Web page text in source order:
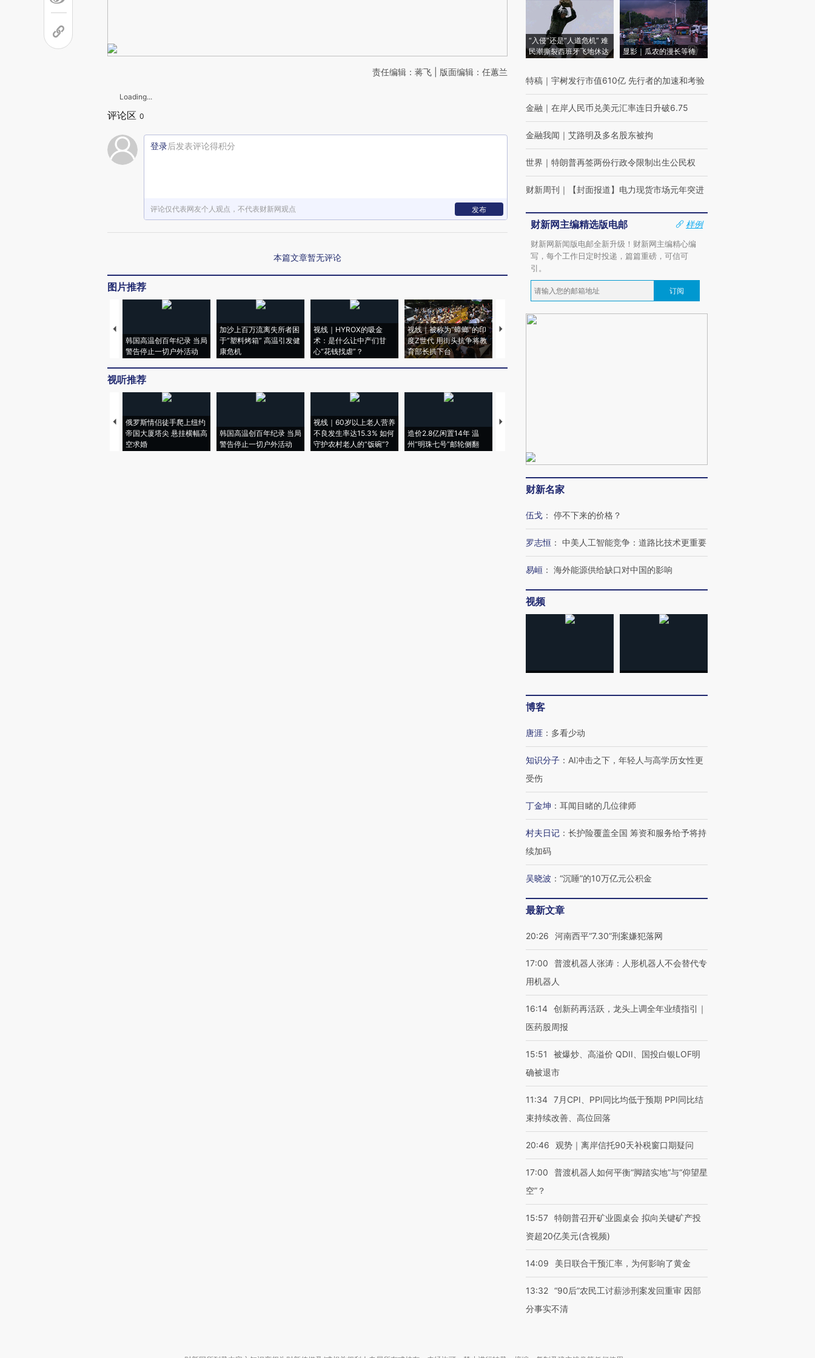
责任编辑：蒋飞 | 版面编辑：任蕙兰
Loading...
评论区 0
登录后发表评论得积分
评论仅代表网友个人观点，不代表财新网观点 发布
本篇文章暂无评论
图片推荐
韩国高温创百年纪录 当局
警告停止一切户外活动
加沙上百万流离失所者困
于“塑料烤箱” 高温引发健
康危机
视线｜HYROX的吸金
术：是什么让中产们甘
心“花钱找虐”？
视线｜被称为“蟑螂”的印
度Z世代 用街头抗争将教
育部长拱下台
视线｜“入侵”还是“人道危
视听推荐
俄罗斯情侣徒手爬上纽约
帝国大厦塔尖 悬挂横幅高
空求婚
韩国高温创百年纪录 当局
警告停止一切户外活动
视线｜60岁以上老人营养
不良发生率达15.3% 如何
守护农村老人的“饭碗”?
造价2.8亿闲置14年 温
州“明珠七号”邮轮侧翻
特朗普出席葬礼疑似打瞌
“入侵”还是“人道危机” 难
民潮撕裂西班牙飞地休达
显影｜瓜农的漫长等待
特稿 ｜ 宇树发行市值610亿 先行者的加速和考验
金融 ｜ 在岸人民币兑美元汇率连日升破6.75
金融我闻 ｜ 艾路明及多名股东被拘
世界 ｜ 特朗普再签两份行政令限制出生公民权
财新周刊 ｜ 【封面报道】电力现货市场元年突进
财新网主编精选版电邮
样例
财新网新闻版电邮全新升级！财新网主编精心编
写，每个工作日定时投递，篇篇重磅，可信可
引。
订阅
财新名家
伍戈 ： 停不下来的价格？
罗志恒 ： 中美人工智能竞争：道路比技术更重要
易峘 ： 海外能源供给缺口对中国的影响
视频
博客
唐涯 ： 多看少动
知识分子 ： AI冲击之下，年轻人与高学历女性更
受伤
丁金坤 ： 耳闻目睹的几位律师
村夫日记 ： 长护险覆盖全国 筹资和服务给予将持
续加码
吴晓波 ： “沉睡”的10万亿元公积金
最新文章
20:26 河南西平“7.30”刑案嫌犯落网
17:00
普渡机器人张涛：人形机器人不会替代专
用机器人
16:14 创新药再活跃，龙头上调全年业绩指引｜
医药股周报
15:51
被爆炒、高溢价 QDII、国投白银LOF明
确被退市
11:34 7月CPI、PPI同比均低于预期 PPI同比结
束持续改善、高位回落
20:46 观势｜离岸信托90天补税窗口期疑问
17:00
普渡机器人如何平衡“脚踏实地”与“仰望星
空”？
15:57 特朗普召开矿业圆桌会 拟向关键矿产投
资超20亿美元(含视频)
14:09 美日联合干预汇率，为何影响了黄金
13:32 “90后”农民工讨薪涉刑案发回重审 因部
分事实不清